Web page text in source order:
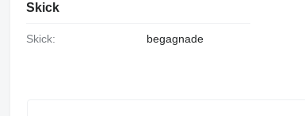
Skick
Skick: begagnade